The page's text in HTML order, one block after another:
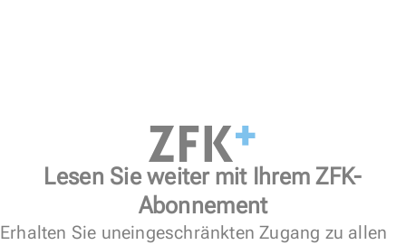
Lesen Sie weiter mit Ihrem ZFK-
Abonnement
Erhalten Sie uneingeschränkten Zugang zu allen